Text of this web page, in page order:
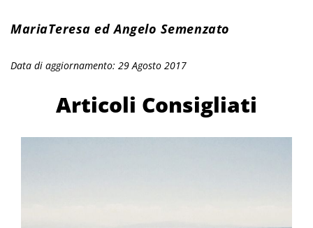
MariaTeresa ed Angelo Semenzato
Data di aggiornamento: 29 Agosto 2017
Articoli Consigliati